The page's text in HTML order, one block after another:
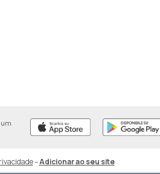
–Adicionar ao seu site